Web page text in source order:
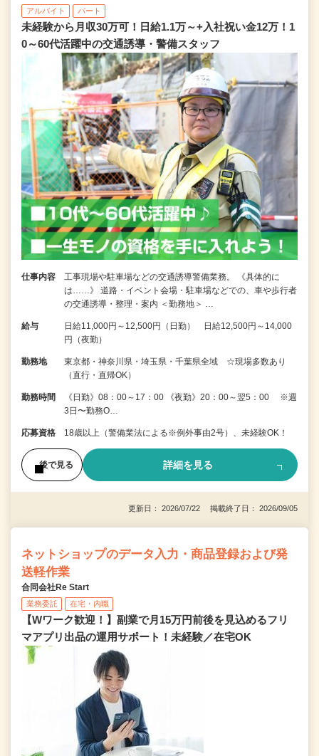
アルバイト パート
未経験から月収30万可！日給1.1万～+入社祝い金12万！1
0～60代活躍中の交通誘導・警備スタッフ
仕事内容
工事現場や駐車場などの交通誘導警備業務。 《具体的に
は……》 道路・イベント会場・駐車場などでの、車や歩行者
の交通誘導・整理・案内 ＜勤務地＞ …
給与
日給11,000円～12,500円（日勤） 日給12,500円～14,000
円（夜勤）
勤務地
東京都・神奈川県・埼玉県・千葉県全域 ☆現場多数あり
（直行・直帰OK）
勤務時間
《日勤》08：00～17：00 《夜勤》20：00～翌5：00 ※週
3日〜勤務O…
応募資格 18歳以上（警備業法による※例外事由2号）、未経験OK！
後で見る 詳細を見る
更新日： 2026/07/22 掲載終了日： 2026/09/05
ネットショップのデータ入力・商品登録および発
送軽作業
合同会社Re Start
業務委託 在宅・内職
【Wワーク歓迎！】副業で月15万円前後を見込めるフリ
マアプリ出品の運用サポート！未経験／在宅OK